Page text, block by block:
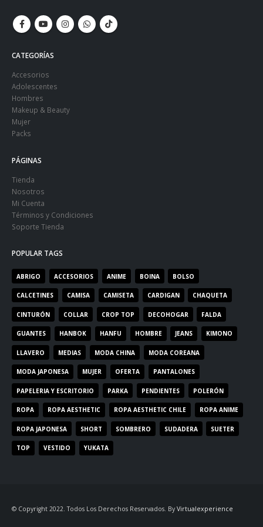
CATEGORÍAS
Accesorios
Adolescentes
Hombres
Makeup & Beauty
Mujer
Packs
PÁGINAS
Tienda
Nosotros
Mi Cuenta
Términos y Condiciones
Soporte Tienda
POPULAR TAGS
ABRIGO ACCESORIOS ANIME BOINA BOLSO
CALCETINES CAMISA CAMISETA CARDIGAN CHAQUETA
CINTURÓN COLLAR CROP TOP DECOHOGAR FALDA
GUANTES HANBOK HANFU HOMBRE JEANS KIMONO
LLAVERO MEDIAS MODA CHINA MODA COREANA
MODA JAPONESA MUJER OFERTA PANTALONES
PAPELERIA Y ESCRITORIO PARKA PENDIENTES POLERÓN
ROPA ROPA AESTHETIC ROPA AESTHETIC CHILE ROPA ANIME
ROPA JAPONESA SHORT SOMBRERO SUDADERA SUETER
TOP VESTIDO YUKATA
© Copyright 2022. Todos Los Derechos Reservados. By Virtualexperience